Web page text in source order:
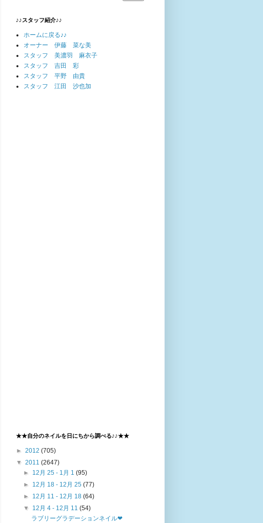
♪♪スタッフ紹介♪♪
ホームに戻る♪♪
オーナー 伊藤 菜な美
スタッフ 美濃羽 麻衣子
スタッフ 吉田 彩
スタッフ 平野 由貴
スタッフ 江田 沙也加
★★自分のネイルを日にちから調べる♪♪★★
► 2012 (705)
▼ 2011 (2647)
► 12月 25 - 1月 1(95)
► 12月 18 - 12月 25(77)
► 12月 11 - 12月 18(64)
▼ 12月 4 - 12月 11(54)
ラブリーグラデーションネイル❤